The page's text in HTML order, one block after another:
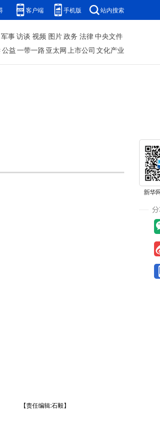
客户端 手机版 站内搜索
军事访谈 视频 图片政务 法律中央文件
公益一带一路 亚太网上市公司 文化产业
【责任编辑:石毅】